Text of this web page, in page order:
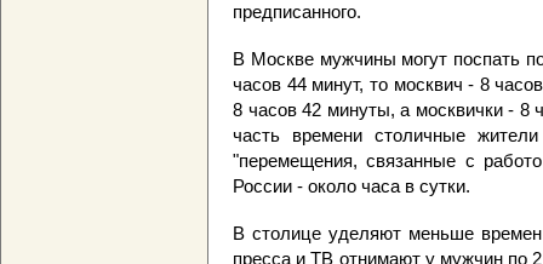
предписанного.
В Москве мужчины могут поспать
часов 44 минут, то москвич - 8
8 часов 42 минуты, а москвички -
часть времени столичные
"перемещения, связанные с
России - около часа в сутки.
В столице уделяют меньше
пресса и ТВ отнимают у мужчин по